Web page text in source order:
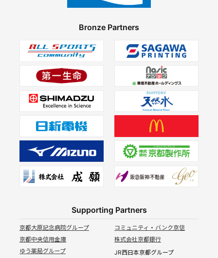
Bronze Partners
Supporting Partners
京都大原記念病院グループ
コミュニティ・バンク京信
京都中央信用金庫
株式会社京都銀行
ゆう薬局グループ
JR西日本京都グループ